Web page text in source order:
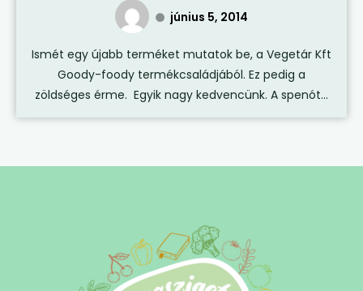
június 5, 2014
Ismét egy újabb terméket mutatok be, a Vegetár Kft
Goody-foody termékcsaládjából. Ez pedig a
zöldséges érme. Egyik nagy kedvencünk. A spenót...